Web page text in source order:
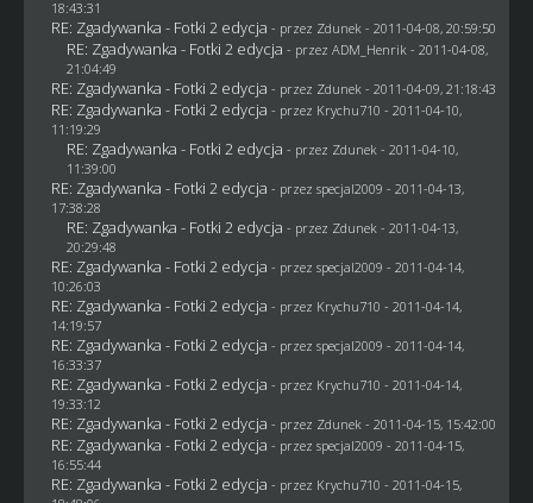
18:43:31
RE: Zgadywanka - Fotki 2 edycja - przez Zdunek - 2011-04-08, 20:59:50
RE: Zgadywanka - Fotki 2 edycja - przez ADM_Henrik - 2011-04-08,
21:04:49
RE: Zgadywanka - Fotki 2 edycja - przez Zdunek - 2011-04-09, 21:18:43
RE: Zgadywanka - Fotki 2 edycja - przez Krychu710 - 2011-04-10,
11:19:29
RE: Zgadywanka - Fotki 2 edycja - przez Zdunek - 2011-04-10,
11:39:00
RE: Zgadywanka - Fotki 2 edycja - przez specjal2009 - 2011-04-13,
17:38:28
RE: Zgadywanka - Fotki 2 edycja - przez Zdunek - 2011-04-13,
20:29:48
RE: Zgadywanka - Fotki 2 edycja - przez specjal2009 - 2011-04-14,
10:26:03
RE: Zgadywanka - Fotki 2 edycja - przez Krychu710 - 2011-04-14,
14:19:57
RE: Zgadywanka - Fotki 2 edycja - przez specjal2009 - 2011-04-14,
16:33:37
RE: Zgadywanka - Fotki 2 edycja - przez Krychu710 - 2011-04-14,
19:33:12
RE: Zgadywanka - Fotki 2 edycja - przez Zdunek - 2011-04-15, 15:42:00
RE: Zgadywanka - Fotki 2 edycja - przez specjal2009 - 2011-04-15,
16:55:44
RE: Zgadywanka - Fotki 2 edycja - przez Krychu710 - 2011-04-15,